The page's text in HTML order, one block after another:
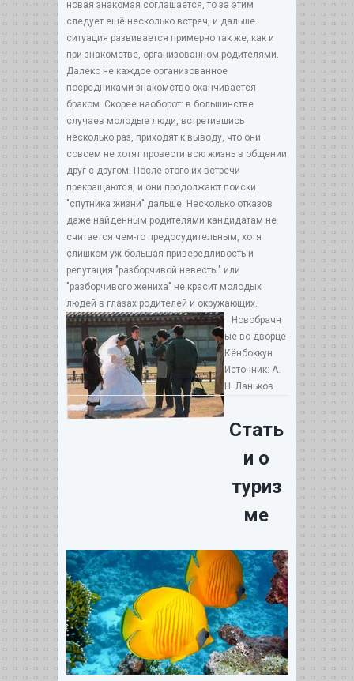
новая знакомая соглашается, то за этим
следует ещё несколько встреч, и дальше
ситуация развивается примерно так же, как и
при знакомстве, организованном родителями.
Далеко не каждое организованное
посредниками знакомство оканчивается
браком. Скорее наоборот: в большинстве
случаев молодые люди, встретившись
несколько раз, приходят к выводу, что они
совсем не хотят провести всю жизнь в общении
друг с другом. После этого их встречи
прекращаются, и они продолжают поиски
"спутника жизни" дальше. Несколько отказов
даже найденным родителями кандидатам не
считается чем-то предосудительным, хотя
слишком уж большая привередливость и
репутация "разборчивой невесты" или
"разборчивого жениха" не красит молодых
людей в глазах родителей и окружающих.
Новобрачн
ые во дворце
Кёнбоккун
Источник: А.
Н. Ланьков
Стать
и о
туриз
ме